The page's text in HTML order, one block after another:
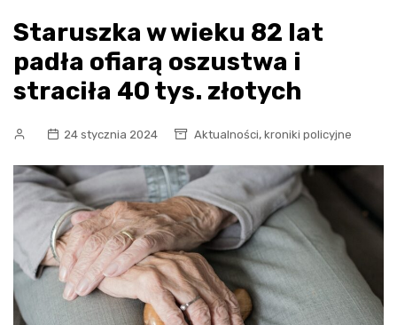
Staruszka w wieku 82 lat
padła ofiarą oszustwa i
straciła 40 tys. złotych
24 stycznia 2024 Aktualności, kroniki policyjne